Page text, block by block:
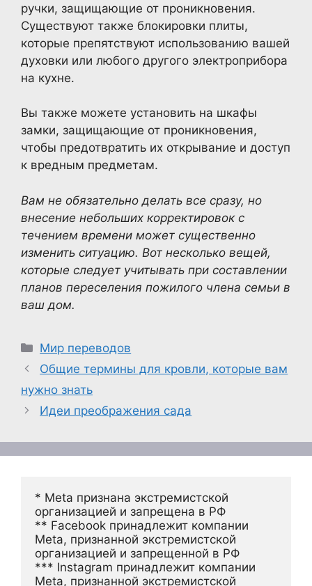
ручки, защищающие от проникновения.
Существуют также блокировки плиты,
которые препятствуют использованию вашей
духовки или любого другого электроприбора
на кухне.
Вы также можете установить на шкафы
замки, защищающие от проникновения,
чтобы предотвратить их открывание и доступ
к вредным предметам.
Вам не обязательно делать все сразу, но
внесение небольших корректировок с
течением времени может существенно
изменить ситуацию. Вот несколько вещей,
которые следует учитывать при составлении
планов переселения пожилого члена семьи в
ваш дом.
Рубрики
Мир переводов
Общие термины для кровли, которые вам
нужно знать
Идеи преображения сада
* Meta признана экстремистской
организацией и запрещена в РФ
** Facebook принадлежит компании
Meta, признанной экстремистской
организацией и запрещенной в РФ
*** Instagram принадлежит компании
Meta, признанной экстремистской